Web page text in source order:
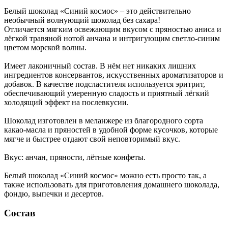
Белый шоколад «Синий космос» – это действительно
необычный волнующий шоколад без сахара!
Отличается мягким освежающим вкусом с пряностью аниса и
лёгкой травяной нотой анчана и интригующим светло-синим
цветом морской волны.
Имеет лаконичный состав. В нём нет никаких лишних
ингредиентов консервантов, искусственных ароматизаторов и
добавок. В качестве подсластителя используется эритрит,
обеспечивающий умеренную сладость и приятный лёгкий
холодящий эффект на послевкусии.
Шоколад изготовлен в меланжере из благородного сорта
какао-масла и пряностей в удобной форме кусочков, которые
мягче и быстрее отдают свой неповторимый вкус.
Вкус: анчан, пряности, лётные конфеты.
Белый шоколад «Синий космос» можно есть просто так, а
также использовать для приготовления домашнего шоколада,
фондю, выпечки и десертов.
Состав